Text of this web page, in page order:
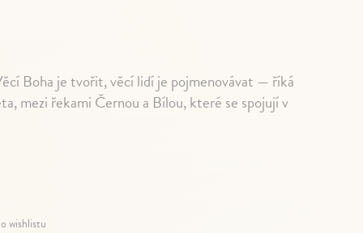
Boha je tvořit, věcí lidí je pojmenovávat — říká
mezi řekami Černou a Bílou, které se spojují v
wishlistu